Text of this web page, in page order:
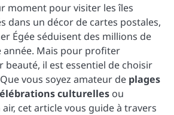
moment pour visiter les îles
dans un décor de cartes postales,
Égée séduisent des millions de
année. Mais pour profiter
beauté, il est essentiel de choisir
vous soyez amateur de plages
culturelles ou
air, cet article vous guide à travers